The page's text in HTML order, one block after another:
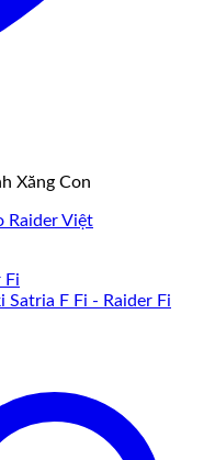
Xăng Con
Raider Việt